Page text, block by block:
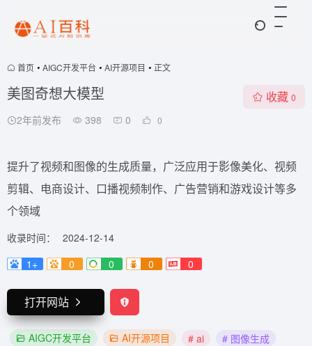
首页 • AIGC开发平台 • AI开源项目 • 正文
美图奇想大模型
2年前发布 398 0 0
收藏 0
提升了视频和图像的生成质量，广泛应用于影像美化、视频
剪辑、电商设计、口播视频制作、广告营销和游戏设计等多
个领域
收录时间：
2024-12-14
1+
0 0 0 0
打开网站
AIGC开发平台 AI开源项目 # ai
# 图像生成